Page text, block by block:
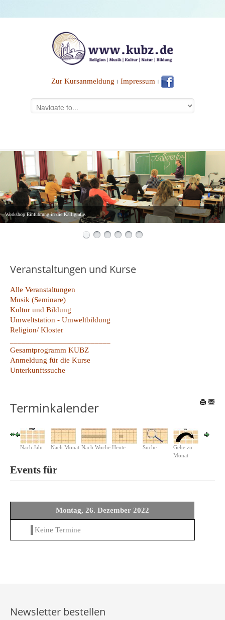
Zur Kursanmeldung ⏐ Impressum ⏐
Workshop Einführung in die Kalligrafie.
Veranstaltungen und Kurse
Alle Veranstaltungen
Musik (Seminare)
Kultur und Bildung
Umweltstation - Umweltbildung
Religion/ Kloster
Gesamtprogramm KUBZ
Anmeldung für die Kurse
Unterkunftssuche
Terminkalender
Nach Jahr Nach Monat Nach Woche Heute Suche
Gehe zu
Monat
Events für
Montag, 26. Dezember 2022
Keine Termine
Newsletter bestellen